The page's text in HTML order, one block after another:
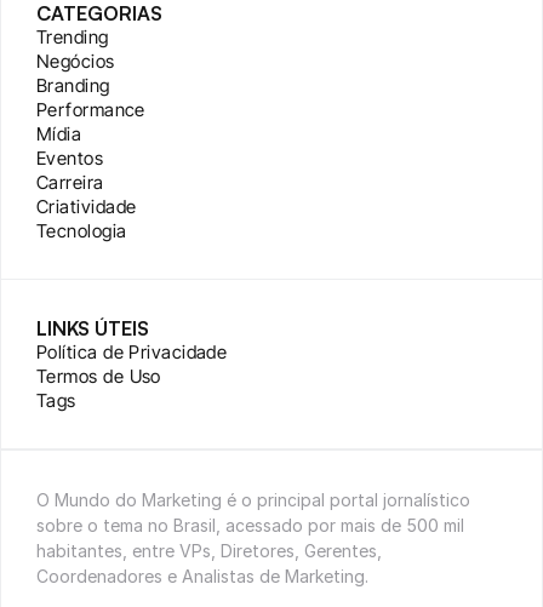
CATEGORIAS
Trending
Negócios
Branding
Performance
Mídia
Eventos
Carreira
Criatividade
Tecnologia
LINKS ÚTEIS
Política de Privacidade
Termos de Uso
Tags
O Mundo do Marketing é o principal portal jornalístico
sobre o tema no Brasil, acessado por mais de 500 mil
habitantes, entre VPs, Diretores, Gerentes,
Coordenadores e Analistas de Marketing.